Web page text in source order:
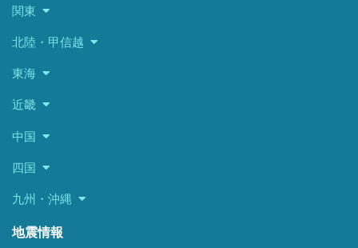
関東
北陸・甲信越
東海
近畿
中国
四国
九州・沖縄
地震情報